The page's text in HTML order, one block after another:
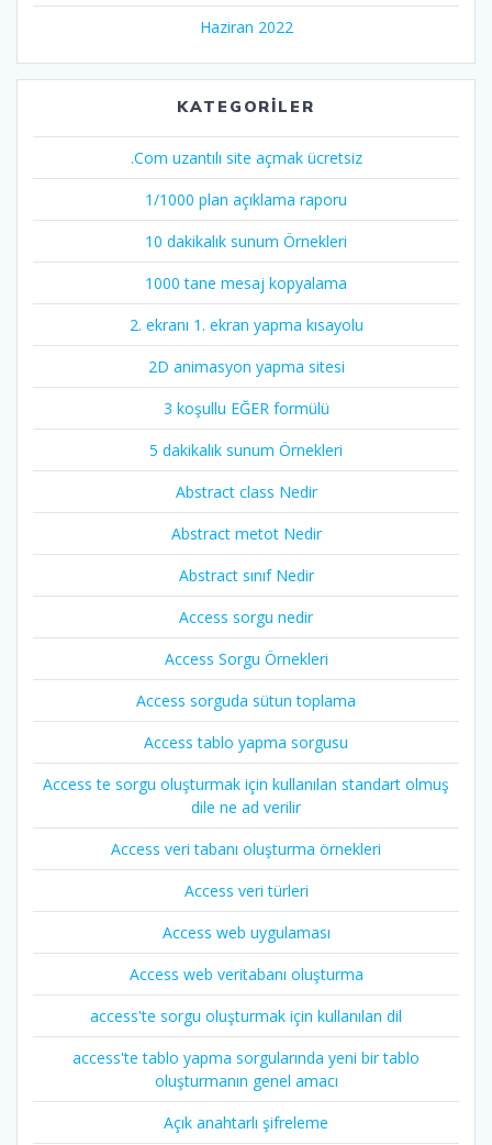
Haziran 2022
KATEGORILER
.Com uzantılı site açmak ücretsiz
1/1000 plan açıklama raporu
10 dakikalık sunum Örnekleri
1000 tane mesaj kopyalama
2. ekranı 1. ekran yapma kısayolu
2D animasyon yapma sitesi
3 koşullu EĞER formülü
5 dakikalık sunum Örnekleri
Abstract class Nedir
Abstract metot Nedir
Abstract sınıf Nedir
Access sorgu nedir
Access Sorgu Örnekleri
Access sorguda sütun toplama
Access tablo yapma sorgusu
Access te sorgu oluşturmak için kullanılan standart olmuş
dile ne ad verilir
Access veri tabanı oluşturma örnekleri
Access veri türleri
Access web uygulaması
Access web veritabanı oluşturma
access'te sorgu oluşturmak için kullanılan dil
access'te tablo yapma sorgularında yeni bir tablo
oluşturmanın genel amacı
Açık anahtarlı şifreleme